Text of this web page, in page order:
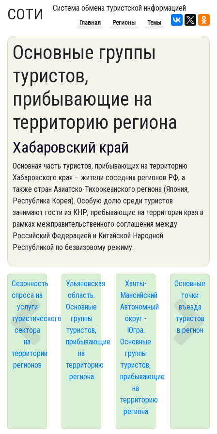
СОТИ Система обмена туристской информацией
Главная Регионы Темы
Основные группы
туристов,
прибывающие на
территорию региона
Хабаровский край
Основная часть туристов, прибывающих на территорию
Хабаровского края – жители соседних регионов РФ, а
также стран Азиатско-Тихоокеанского региона (Япония,
Республика Корея). Особую долю среди туристов
занимают гости из КНР, пребывающие на территории края в
рамках межправительственного соглашения между
Российский Федерацией и Китайской Народной
Республикой по безвизовому режиму.
Сезонность
спроса на
услуги
туристического
сектора
на
территории
регионов
Ульяновская
область.
Основные
группы
туристов,
прибывающие
на
территорию
региона
Ханты-
Мансийский
Автономный
округ -
Югра.
Основные
группы
туристов,
прибывающие
на
территорию
региона
Основные
точки
въезда
туристов
в регион